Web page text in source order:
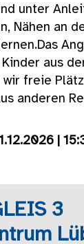
unter
Nähen an
aus
wir freie
anderen
|
3